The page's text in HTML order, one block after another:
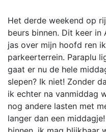
Het derde weekend op
beurs binnen. Dit keer in
jas over mijn hoofd ren
parkeerterrein. Paraplu
gaat er nu de hele
slepen? Ik niet! Zonder
ik echter na vanmiddag
nog andere lasten met
langer dan een